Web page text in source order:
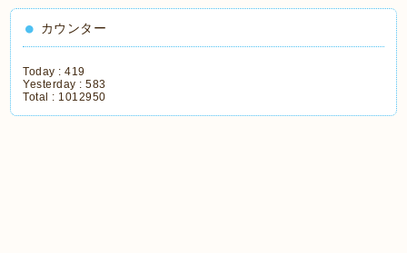
カウンター
Today :419
Yesterday :583
Total : 1012950